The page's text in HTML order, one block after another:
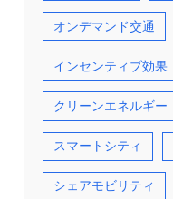
オンデマンド交通
インセンティブ効果
クリーンエネルギー
スマートシティ
シェアモビリティ